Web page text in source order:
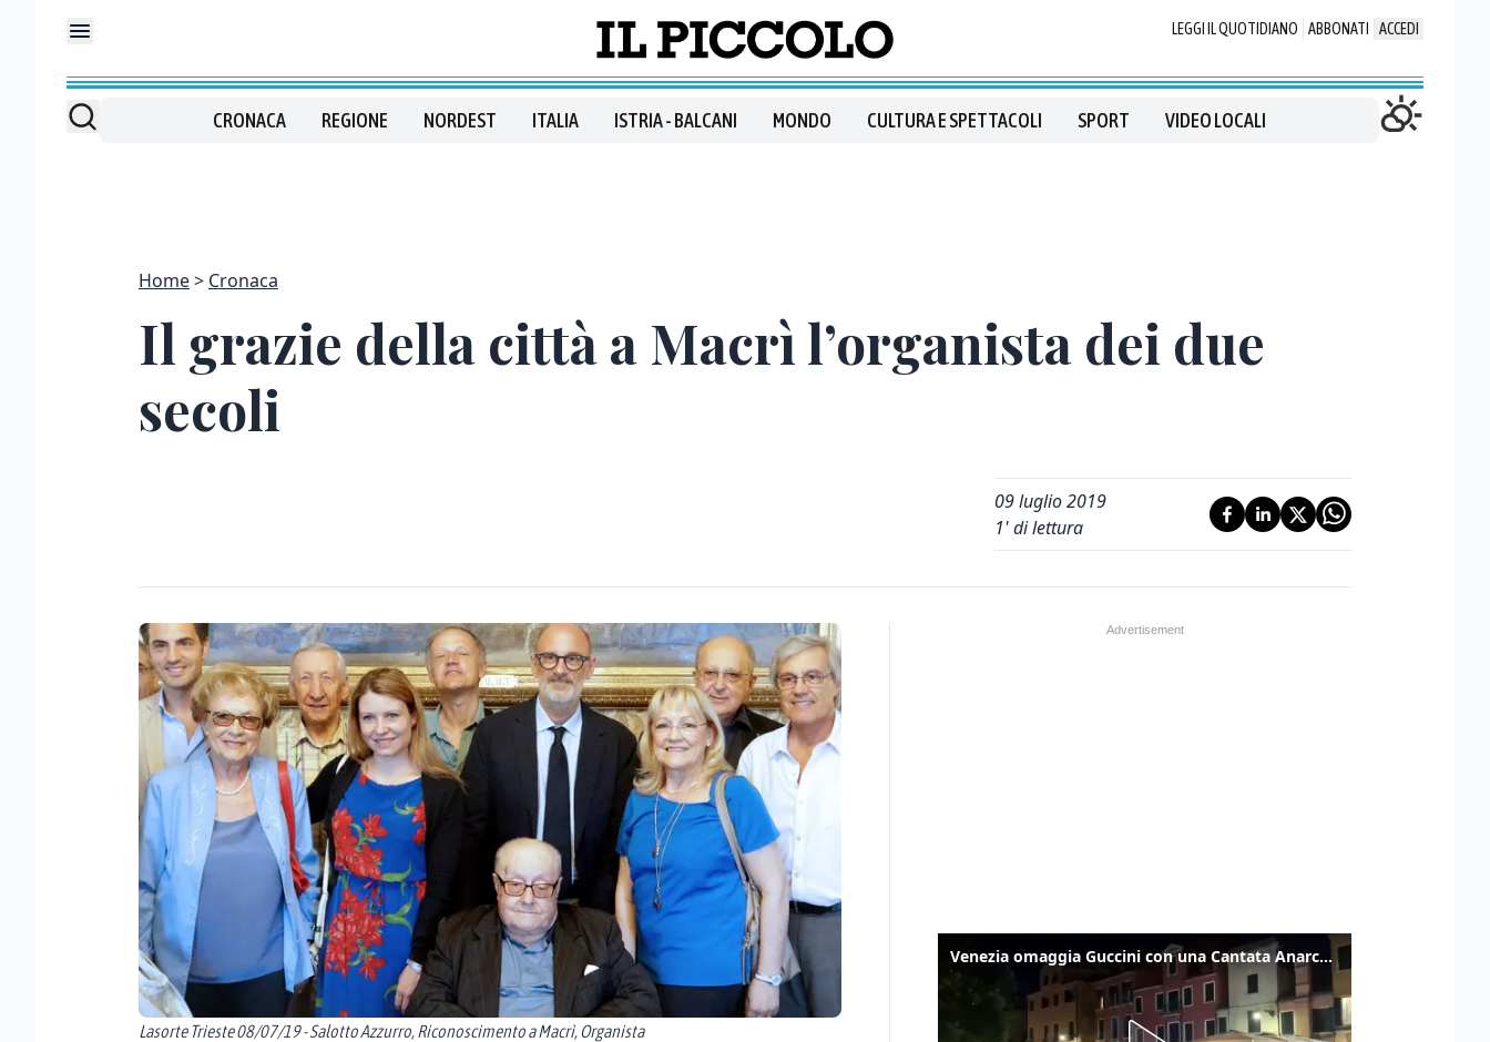
LEGGI IL QUOTIDIANO ABBONATI ACCEDI
CRONACA REGIONE NORDEST ITALIA ISTRIA - BALCANI MONDO CULTURA E SPETTACOLI SPORT VIDEO LOCALI
Home Cronaca
Il grazie della città a Macrì l’organista dei due
secoli
09 luglio 2019
1' di lettura
Lasorte Trieste 08/07/19 - Salotto Azzurro, Riconoscimento a Macrì, Organista
Venezia omaggia Guccini con una Cantata Anarchica in campo Santa Margherita